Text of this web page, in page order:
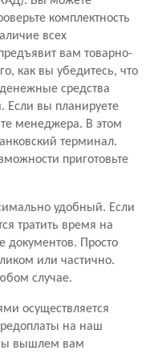
комплектность
всех
вам товарно-
как вы убедитесь, что
средства
Если вы планируете
менеджера. В этом
терминал.
приготовьте
удобный. Если
тратить время на
документов. Просто
или частично.
случае.
осуществляется
на наш
вышлем вам